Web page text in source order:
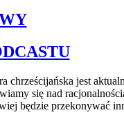
jest
się nad
będzie przekonywać